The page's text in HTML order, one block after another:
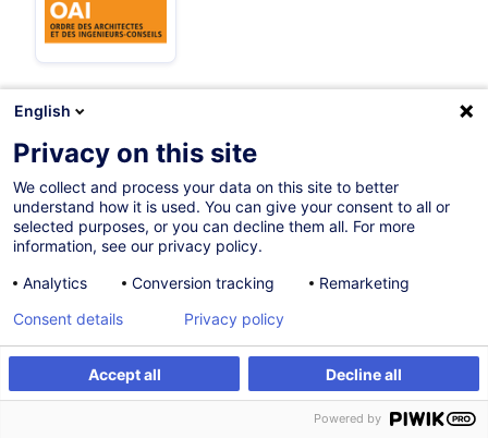
S'inscrire Formation sur mesure
Formation présentielle
Cours du jour
French / Français
English
Privacy on this site
We collect and process your data on this site to better
understand how it is used. You can give your consent to all or
selected purposes, or you can decline them all. For more
information, see our privacy policy.
Analytics
Conversion tracking Remarketing
Accept all Decline all
Consent details Privacy policy
Powered by